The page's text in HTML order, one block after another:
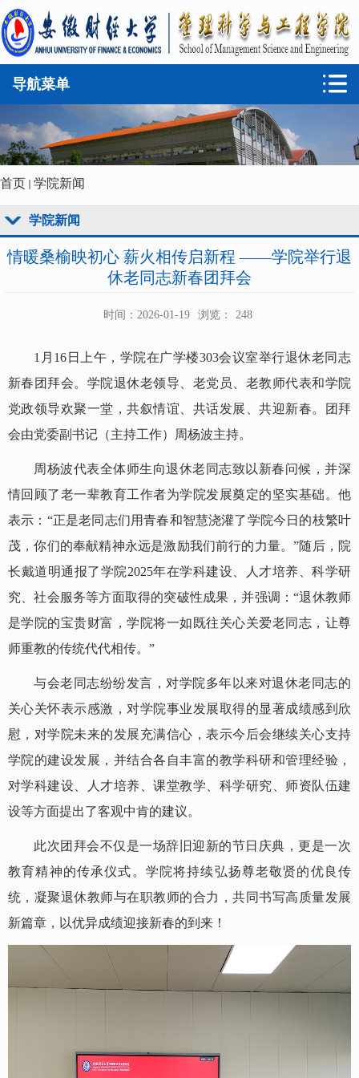
导航菜单
首页 学院新闻
学院新闻
情暖桑榆映初心 薪火相传启新程 ——学院举行退
休老同志新春团拜会
时间：2026-01-19 浏览： 248
1月16日上午，学院在广学楼303会议室举行退休老同志
新春团拜会。学院退休老领导、老党员、老教师代表和学院
党政领导欢聚一堂，共叙情谊、共话发展、共迎新春。团拜
会由党委副书记（主持工作）周杨波主持。
周杨波代表全体师生向退休老同志致以新春问候，并深
情回顾了老一辈教育工作者为学院发展奠定的坚实基础。他
表示：“正是老同志们用青春和智慧浇灌了学院今日的枝繁叶
茂，你们的奉献精神永远是激励我们前行的力量。”随后，院
长戴道明通报了学院2025年在学科建设、人才培养、科学研
究、社会服务等方面取得的突破性成果，并强调：“退休教师
是学院的宝贵财富，学院将一如既往关心关爱老同志，让尊
师重教的传统代代相传。”
与会老同志纷纷发言，对学院多年以来对退休老同志的
关心关怀表示感激，对学院事业发展取得的显著成绩感到欣
慰，对学院未来的发展充满信心，表示今后会继续关心支持
学院的建设发展，并结合各自丰富的教学科研和管理经验，
对学科建设、人才培养、课堂教学、科学研究、师资队伍建
设等方面提出了客观中肯的建议。
此次团拜会不仅是一场辞旧迎新的节日庆典，更是一次
教育精神的传承仪式。学院将持续弘扬尊老敬贤的优良传
统，凝聚退休教师与在职教师的合力，共同书写高质量发展
新篇章，以优异成绩迎接新春的到来！